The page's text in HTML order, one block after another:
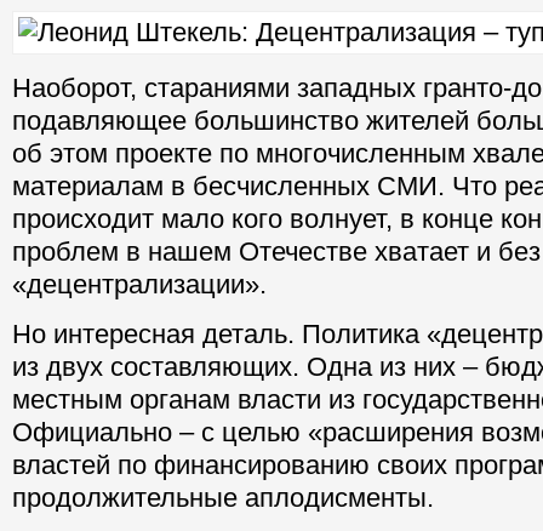
Наоборот, стараниями западных гранто-
подавляющее большинство жителей
об этом проекте по многочисленным
материалам в бесчисленных СМИ. Что
происходит мало кого волнует, в конце
проблем в нашем Отечестве хватает и
«децентрализации».
Но интересная деталь. Политика
из двух составляющих. Одна из них –
местным органам власти из
Официально – с целью «расширения
властей по финансированию своих
продолжительные аплодисменты.